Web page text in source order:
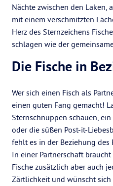
Nächte zwischen den Laken,
mit einem verschmitzten
Herz des Sternzeichens
schlagen wie der
Die Fische in
Wer sich einen Fisch als
einen guten Fang gemacht!
Sternschnuppen schauen,
oder die süßen Post-it-
fehlt es in der Beziehung des
In einer Partnerschaft
Fische zusätzlich aber auch
Zärtlichkeit und wünscht sich